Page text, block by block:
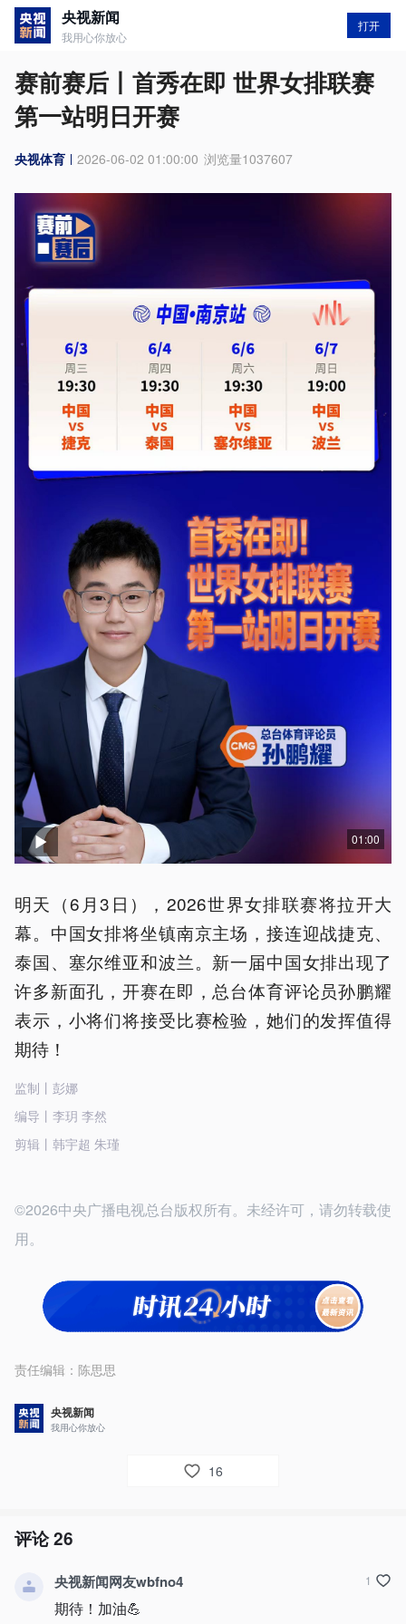
央视新闻
我用心你放心
打开
赛前赛后丨首秀在即 世界女排联赛
第一站明日开赛
央视体育 2026-06-02 01:00:00 浏览量1037607
01:00
明天（6月3日），2026世界女排联赛将拉开大
幕。中国女排将坐镇南京主场，接连迎战捷克、
泰国、塞尔维亚和波兰。新一届中国女排出现了
许多新面孔，开赛在即，总台体育评论员孙鹏耀
表示，小将们将接受比赛检验，她们的发挥值得
期待！
监制丨彭娜
编导丨李玥 李然
剪辑丨韩宇超 朱瑾
©2026中央广播电视总台版权所有。未经许可，请勿转载使
用。
责任编辑： 陈思思
央视新闻
我用心你放心
16
评论26
央视新闻网友wbfno4
期待！加油💪
1